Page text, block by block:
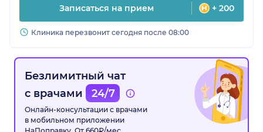
Записаться на прием + 200
Клиника перезвонит сегодня после 08:00
Безлимитный чат
с врачами
24/7
Онлайн-консультации с врачами
в мобильном приложении